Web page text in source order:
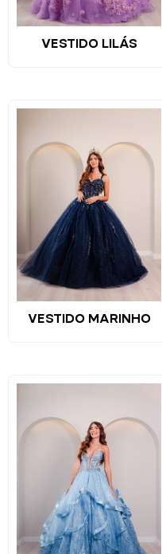
VESTIDO LILÁS
VESTIDO MARINHO